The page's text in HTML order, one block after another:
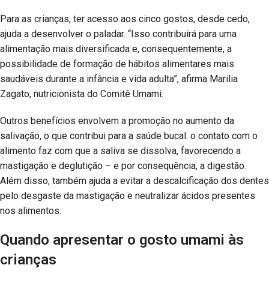
Para as crianças, ter acesso aos cinco gostos, desde cedo,
ajuda a desenvolver o paladar. “Isso contribuirá para uma
alimentação mais diversificada e, consequentemente, a
possibilidade de formação de hábitos alimentares mais
saudáveis durante a infância e vida adulta”, afirma Marilia
Zagato, nutricionista do Comitê Umami.
Outros benefícios envolvem a promoção no aumento da
salivação, o que contribui para a saúde bucal: o contato com o
alimento faz com que a saliva se dissolva, favorecendo a
mastigação e deglutição – e por consequência, a digestão.
Além disso, também ajuda a evitar a descalcificação dos dentes
pelo desgaste da mastigação e neutralizar ácidos presentes
nos alimentos.
Quando apresentar o gosto umami às
crianças